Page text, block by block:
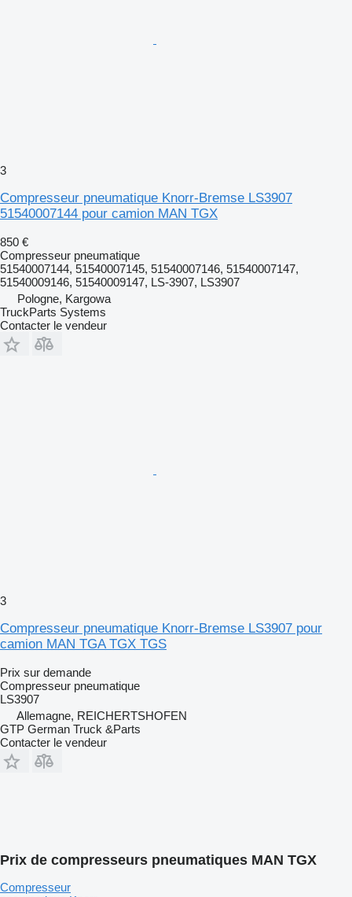
3
Compresseur pneumatique Knorr-Bremse LS3907
51540007144 pour camion MAN TGX
850 €
Compresseur pneumatique
51540007144, 51540007145, 51540007146, 51540007147,
51540009146, 51540009147, LS-3907, LS3907
Pologne, Kargowa
TruckParts Systems
Contacter le vendeur
3
Compresseur pneumatique Knorr-Bremse LS3907 pour
camion MAN TGA TGX TGS
Prix sur demande
Compresseur pneumatique
LS3907
Allemagne, REICHERTSHOFEN
GTP German Truck &Parts
Contacter le vendeur
Prix de compresseurs pneumatiques MAN TGX
Compresseur